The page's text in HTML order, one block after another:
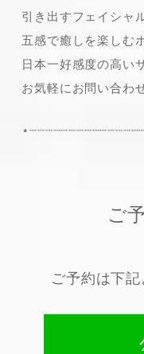
引き出すフェイシャ
五感で癒しを楽しむ
日本一好感度の高い
お気軽にお問い合わ
ご
ご予約は下記